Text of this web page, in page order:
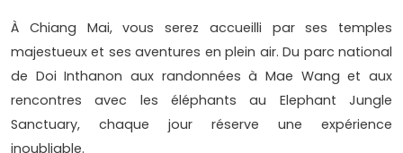
À Chiang Mai, vous serez accueilli par ses temples
majestueux et ses aventures en plein air. Du parc national
de Doi Inthanon aux randonnées à Mae Wang et aux
rencontres avec les éléphants au Elephant Jungle
Sanctuary, chaque jour réserve une expérience
inoubliable.